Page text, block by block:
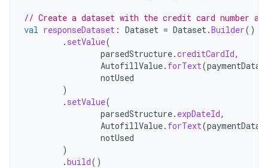
// Create a dataset with the credit card number
val responseDataset : Dataset = Dataset.Builder()
. setValue(
parsedStructure.creditCardId,
AutofillValue. forText(paymentData
notUsed
)
. setValue(
parsedStructure. expDateId,
AutofillValue. forText(paymentData
notUsed
)
.build()